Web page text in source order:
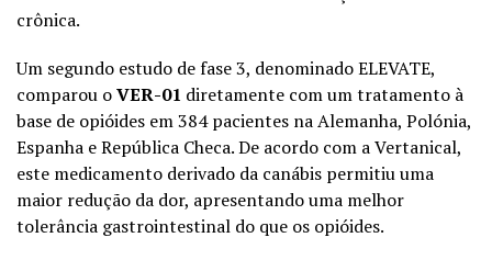
crônica.
Um segundo estudo de fase 3, denominado ELEVATE,
comparou oVER-01 diretamente com um tratamento à
base de opióides em 384 pacientes na Alemanha, Polónia,
Espanha e República Checa. De acordo com a Vertanical,
este medicamento derivado da canábis permitiu uma
maior redução da dor, apresentando uma melhor
tolerância gastrointestinal do que os opióides.